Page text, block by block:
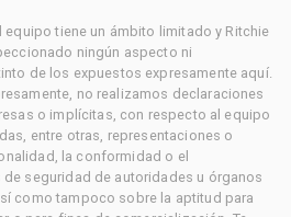
tiene un ámbito limitado y Ritchie
ningún aspecto ni
de los expuestos expresamente aquí.
no realizamos declaraciones
o implícitas, con respecto al equipo
entre otras, representaciones o
la conformidad o el
seguridad de autoridades u órganos
como tampoco sobre la aptitud para